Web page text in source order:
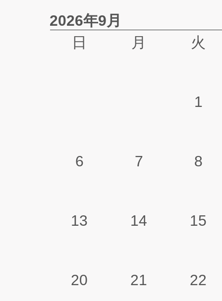
2026年9月
日
月 火
1
6 7 8
13 14 15
20 21 22